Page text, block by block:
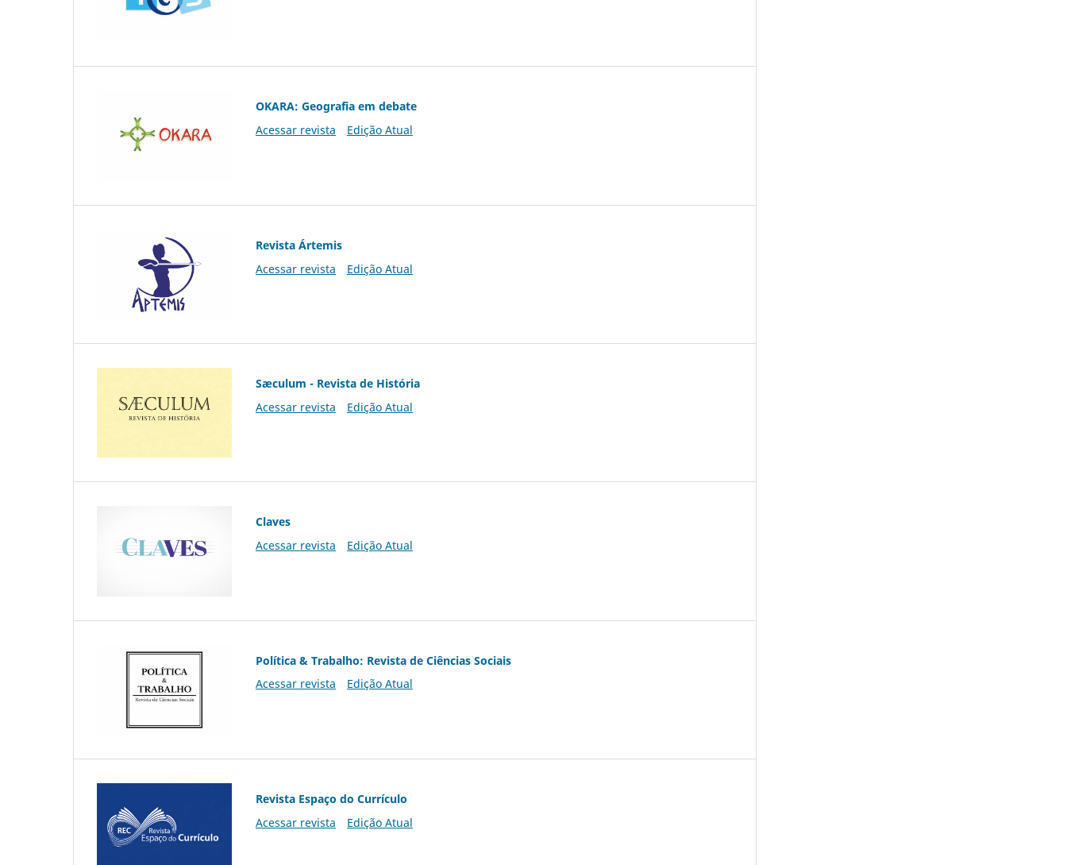
OKARA: Geografia em debate
Acessar revista
Edição Atual
Revista Ártemis
Acessar revista
Edição Atual
Sæculum - Revista de História
Acessar revista
Edição Atual
Claves
Acessar revista
Edição Atual
Política & Trabalho: Revista de Ciências Sociais
Acessar revista
Edição Atual
Revista Espaço do Currículo
Acessar revista
Edição Atual